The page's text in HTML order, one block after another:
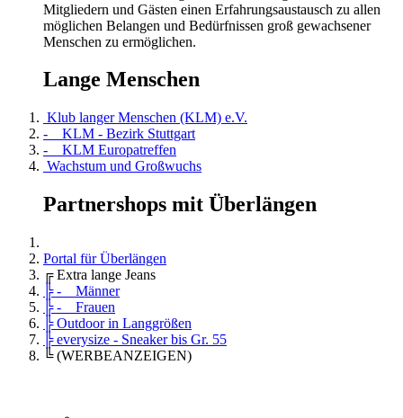
Mitgliedern und Gästen einen Erfahrungsaustausch zu allen
möglichen Belangen und Bedürfnissen groß gewachsener
Menschen zu ermöglichen.
Lange Menschen
Klub langer Menschen (KLM) e.V.
- KLM - Bezirk Stuttgart
- KLM Europatreffen
Wachstum und Großwuchs
Partnershops mit Überlängen
Portal für Überlängen
╔ Extra lange Jeans
╠ - Männer
╠ - Frauen
╠ Outdoor in Langgrößen
╠ everysize - Sneaker bis Gr. 55
╚ (WERBEANZEIGEN)